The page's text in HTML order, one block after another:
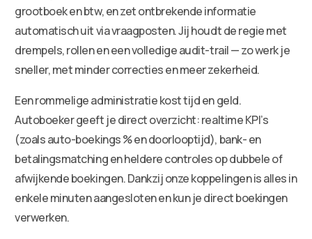
grootboek en btw, en zet ontbrekende informatie
automatisch uit via vraagposten. Jij houdt de regie met
drempels, rollen en een volledige audit-trail — zo werk je
sneller, met minder correcties en meer zekerheid.
Een rommelige administratie kost tijd en geld.
Autoboeker geeft je direct overzicht: realtime KPI’s
(zoals auto-boekings % en doorlooptijd), bank- en
betalingsmatching en heldere controles op dubbele of
afwijkende boekingen. Dankzij onze koppelingen is alles in
enkele minuten aangesloten en kun je direct boekingen
verwerken.